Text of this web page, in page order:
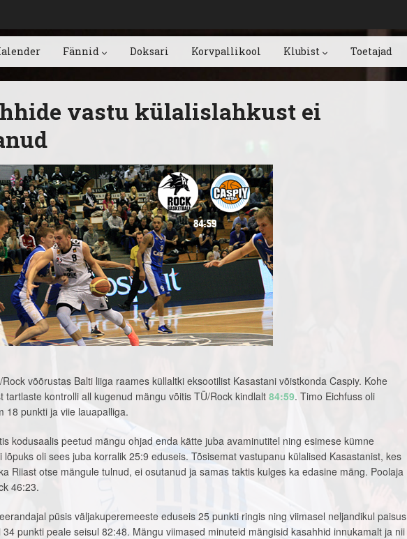
Fännid Doksari Korvpallikool Klubist Toetajad
vastu külalislahkust ei
võõrustas Balti liiga raames küllaltki eksootilist Kasastani võistkonda Caspiy. Kohe
tartlaste kontrolli all kugenud mängu võitis TÜ/Rock kindlalt 84:59. Timo Eichfuss oli
18 punkti ja viie lauapalliga.
kodusaalis peetud mängu ohjad enda kätte juba avaminutitel ning esimese kümne
lõpuks oli sees juba korralik 25:9 eduseis. Tõsisemat vastupanu külalised Kasastanist, kes
Riiast otse mängule tulnud, ei osutanud ja samas taktis kulges ka edasine mäng. Poolaja
46:23.
püsis väljakuperemeeste eduseis 25 punkti ringis ning viimasel neljandikul paisus
punkti peale seisul 82:48. Mängu viimased minuteid mängisid kasahhid innukamalt ja nii